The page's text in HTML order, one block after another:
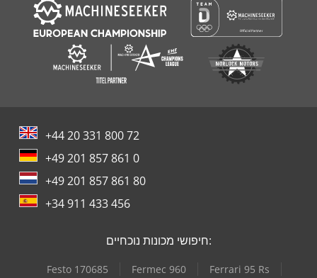
+44 20 331 800 72
+49 201 857 861 0
+49 201 857 861 80
+34 911 433 456
חיפושי מכונות נוכחיים:
Festo 170685 Fermec 960
Ferrari 95 Rs